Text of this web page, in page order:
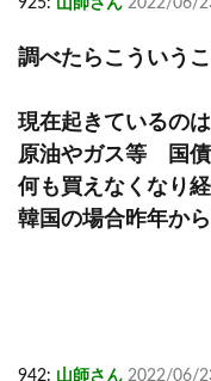
925: 山師さん 2022/06/
調べたらこういう
現在起きているの
原油やガス等 国債
何も買えなくなり
韓国の場合昨年か
942: 山師さん 2022/06/